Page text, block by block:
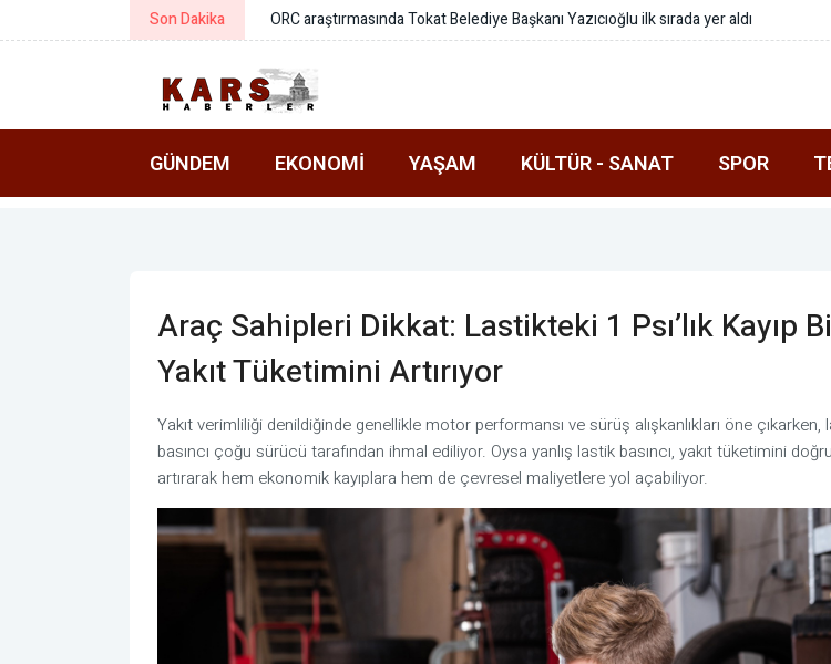
Son Dakika AFAD ile Gaziantep Büyükşehir Belediyesi arasında Deprem Müzesi protokolü
GÜNDEM EKONOMI YAŞAM KÜLTÜR - SANAT SPOR
Araç Sahipleri Dikkat: Lastikteki 1 Psı’lık Kayıp
Yakıt Tüketimini Artırıyor
Yakıt verimliliği denildiğinde genellikle motor performansı ve sürüş alışkanlıkları öne çıkarken,
basıncı çoğu sürücü tarafından ihmal ediliyor. Oysa yanlış lastik basıncı, yakıt tüketimini
artırarak hem ekonomik kayıplara hem de çevresel maliyetlere yol açabiliyor.